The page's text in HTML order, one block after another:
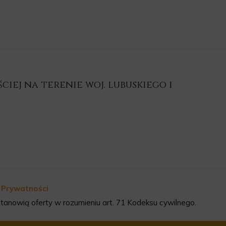
na terenie woj. lubuskiego i
oferty w rozumieniu art. 71 Kodeksu cywilnego.